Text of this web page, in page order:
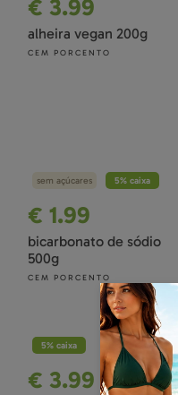
€ 3.99
alheira vegan 200g
CEM PORCENTO
sem açúcares 5% caixa
€ 1.99
bicarbonato de sódio
500g
CEM PORCENTO
5% caixa
€ 3.99